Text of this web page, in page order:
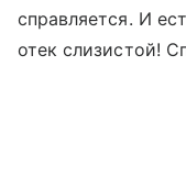
справляется. И
отек слизистой!